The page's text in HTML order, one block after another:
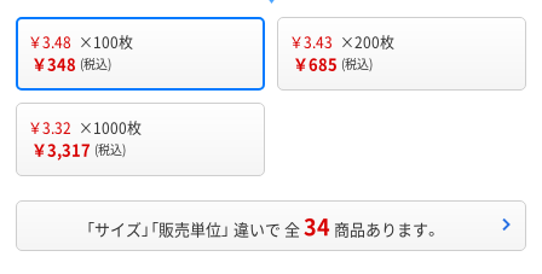
￥3.48 ×100枚
￥348 (税込)
￥3.43 ×200枚
￥685 (税込)
￥3.32 ×1000枚
￥3,317 (税込)
「サイズ」「販売単位」 違いで 全34 商品あります。